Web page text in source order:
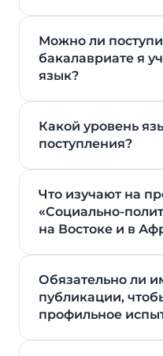
Можно ли
бакалавриате я
язык?
Какой уровень
поступления?
Что изучают на
«Социально-
на Востоке и в
Обязательно ли
публикации,
профильное